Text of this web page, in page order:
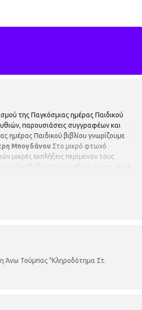
της Παγκόσμιας ημέρας Παιδικού
παρουσιάσεις συγγραφέων και
ημέρας Παιδικού βιβλίου γνωρίζουμε
Μπογδάνου Στο μικρό φτωχό
μικρές εκπλήξεις περίμεναν τους
σε ένα βιβλίο που απ’ έξω έγραφε: «ΣΑΣ
Άνω Τούμπας "Κληροδότημα Στ.